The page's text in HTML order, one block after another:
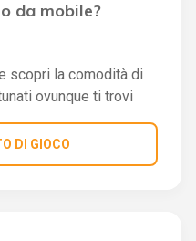
da mobile?
scopri la comodità di
ovunque ti trovi
DI GIOCO